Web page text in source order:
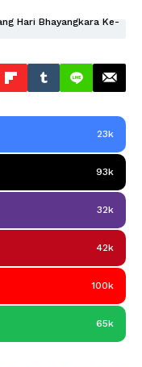
Hari Bhayangkara Ke-
23k
93k
32k
42k
100k
65k